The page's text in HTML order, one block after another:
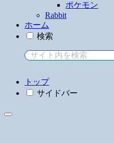
ポケモン
Rabbit
ホーム
検索
トップ
サイドバー